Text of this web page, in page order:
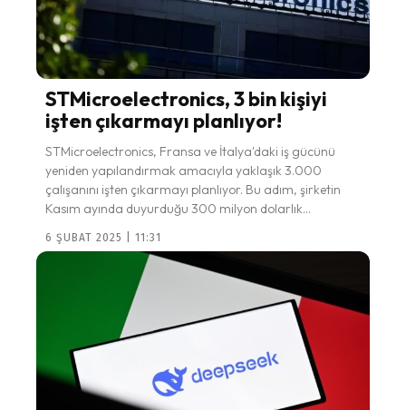
STMicroelectronics, 3 bin kişiyi
işten çıkarmayı planlıyor!
STMicroelectronics, Fransa ve İtalya'daki iş gücünü
yeniden yapılandırmak amacıyla yaklaşık 3.000
çalışanını işten çıkarmayı planlıyor. Bu adım, şirketin
Kasım ayında duyurduğu 300 milyon dolarlık...
6 ŞUBAT 2025 | 11:31